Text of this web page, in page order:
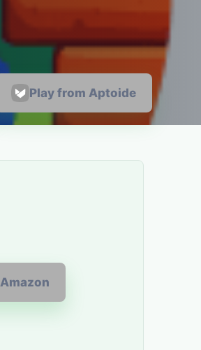
Play from Aptoide